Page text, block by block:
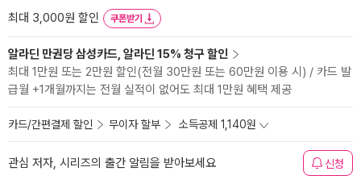
최대 3,000원 할인
쿠폰받기
알라딘 만권당 삼성카드, 알라딘 15% 청구 할인
최대 1만원 또는 2만원 할인(전월 30만원 또는 60만원 이용 시) / 카드 발
급월 +1개월까지는 전월 실적이 없어도 최대 1만원 혜택 제공
카드/간편결제 할인 무이자 할부 소득공제 1,140원
관심 저자, 시리즈의 출간 알림을 받아보세요 신청